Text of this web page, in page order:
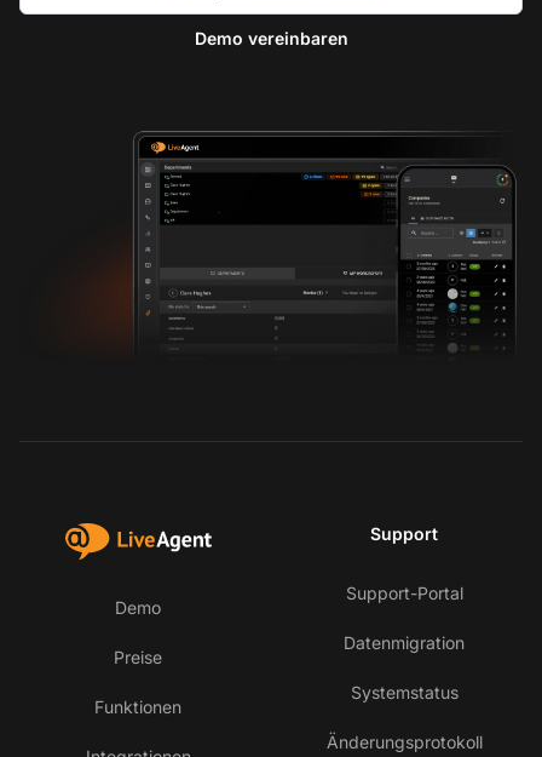
Demo vereinbaren
Demo
Preise
Funktionen
Support
Support-Portal
Datenmigration
Systemstatus
Änderungsprotokoll